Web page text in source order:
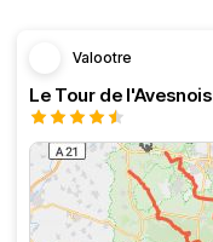
Valootre
Le Tour de l'Avesnois